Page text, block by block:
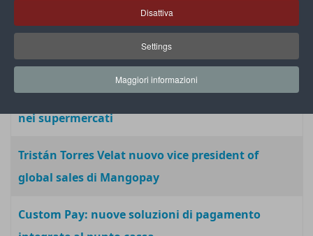
Disattiva
Settings
Maggiori informazioni
Token Visa: 40 mld di dollari di ricavi incrementali
dall’e-commerce
Su TikTok impazza il “travel grocery”, il turismo
nei supermercati
Tristán Torres Velat nuovo vice president of
global sales di Mangopay
Custom Pay: nuove soluzioni di pagamento